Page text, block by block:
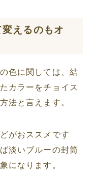
えるのもオ
色に関しては、結
カラーをチョイス
法と言えます。
がおススメです
淡いブルーの封筒
になります。